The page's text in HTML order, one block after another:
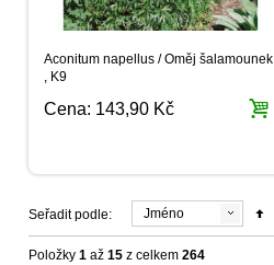
Aconitum napellus / Oměj šalamounek
, K9
Cena: 143,90 Kč
Seřadit podle: Jméno
Položky 1 až 15 z celkem 264